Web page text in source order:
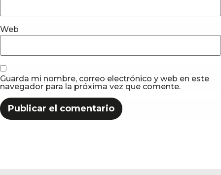
Web
Guarda mi nombre, correo electrónico y web en este
navegador para la próxima vez que comente.